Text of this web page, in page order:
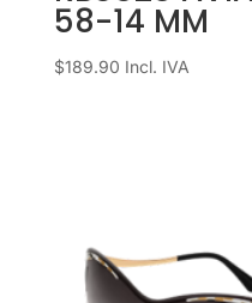
58-14 MM
$189.90 Incl. IVA